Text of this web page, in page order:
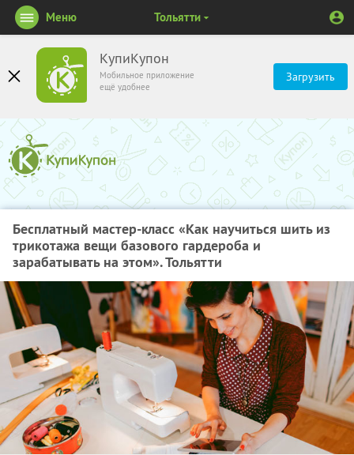
КупиКупон
Мобильное приложение
ещё удобнее
Загрузить
Меню Тольятти
Бесплатный мастер-класс «Как научиться шить из
трикотажа вещи базового гардероба и
зарабатывать на этом». Тольятти